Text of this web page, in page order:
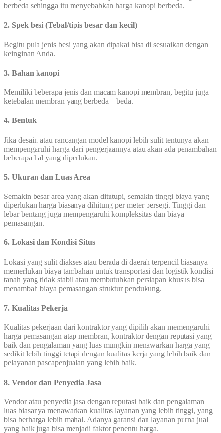
berbeda sehingga itu menyebabkan harga kanopi berbeda.
2. Spek besi (Tebal/tipis besar dan kecil)
Begitu pula jenis besi yang akan dipakai bisa di sesuaikan dengan
keinginan Anda.
3. Bahan kanopi
Memiliki beberapa jenis dan macam kanopi membran, begitu juga
ketebalan membran yang berbeda – beda.
4. Bentuk
Jika desain atau rancangan model kanopi lebih sulit tentunya akan
mempengaruhi harga dari pengerjaannya atau akan ada penambahan
beberapa hal yang diperlukan.
5. Ukuran dan Luas Area
Semakin besar area yang akan ditutupi, semakin tinggi biaya yang
diperlukan harga biasanya dihitung per meter persegi. Tinggi dan
lebar bentang juga mempengaruhi kompleksitas dan biaya
pemasangan.
6. Lokasi dan Kondisi Situs
Lokasi yang sulit diakses atau berada di daerah terpencil biasanya
memerlukan biaya tambahan untuk transportasi dan logistik kondisi
tanah yang tidak stabil atau membutuhkan persiapan khusus bisa
menambah biaya pemasangan struktur pendukung.
7. Kualitas Pekerja
Kualitas pekerjaan dari kontraktor yang dipilih akan memengaruhi
harga pemasangan atap membran, kontraktor dengan reputasi yang
baik dan pengalaman yang luas mungkin menawarkan harga yang
sedikit lebih tinggi tetapi dengan kualitas kerja yang lebih baik dan
pelayanan pascapenjualan yang lebih baik.
8. Vendor dan Penyedia Jasa
Vendor atau penyedia jasa dengan reputasi baik dan pengalaman
luas biasanya menawarkan kualitas layanan yang lebih tinggi, yang
bisa berharga lebih mahal. Adanya garansi dan layanan purna jual
yang baik juga bisa menjadi faktor penentu harga.